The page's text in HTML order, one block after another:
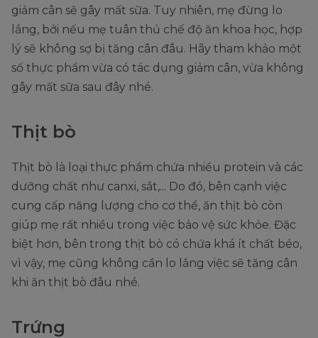
giảm cân sẽ gây mất sữa. Tuy nhiên, mẹ đừng lo
lắng, bởi nếu mẹ tuân thủ chế độ ăn khoa học, hợp
lý sẽ không sợ bị tăng cân đâu. Hãy tham khảo một
số thực phẩm vừa có tác dụng giảm cân, vừa không
gây mất sữa sau đây nhé.
Thịt bò
Thịt bò là loại thực phẩm chứa nhiều protein và các
dưỡng chất như canxi, sắt,... Do đó, bên cạnh việc
cung cấp năng lượng cho cơ thể, ăn thịt bò còn
giúp mẹ rất nhiều trong việc bảo vệ sức khỏe. Đặc
biệt hơn, bên trong thịt bò có chứa khá ít chất béo,
vì vậy, mẹ cũng không cần lo lắng việc sẽ tăng cân
khi ăn thịt bò đâu nhé.
Trứng